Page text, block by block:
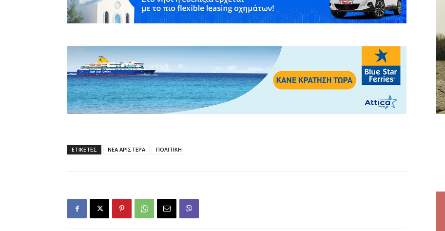
ΕΤΙΚΕΤΕΣ ΝΕΑ ΑΡΙΣΤΕΡΑ ΠΟΛΙΤΙΚΗ